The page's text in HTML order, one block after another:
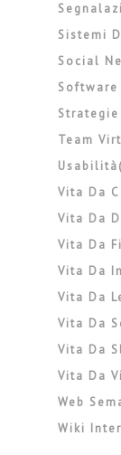
Sistemi
Social
Team
Vita Da
Vita Da
Vita Da
Vita Da
Vita Da
Vita Da
Vita Da
Vita Da
Web
Wiki